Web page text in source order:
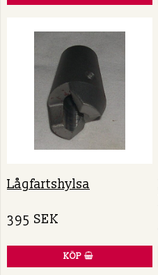
Lågfartshylsa
395 SEK
KÖP